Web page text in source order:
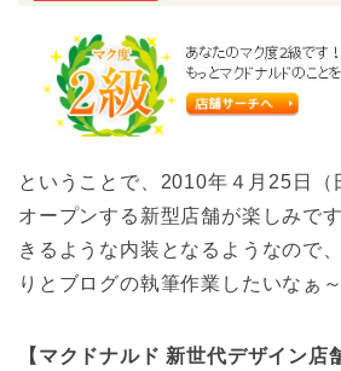
ということで、2010年４月25日（
オープンする新型店舗が楽しみで
きるような内装となるようなので
りとブログの執筆作業したいなぁ～
【マクドナルド 新世代デザイン店